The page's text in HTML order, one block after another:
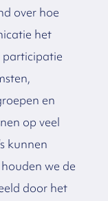
over hoe
het
participatie
en
op veel
kunnen
we de
door het